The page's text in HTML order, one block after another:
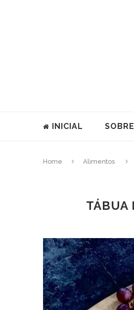
INICIAL
Home Alimentos
TÁBUA